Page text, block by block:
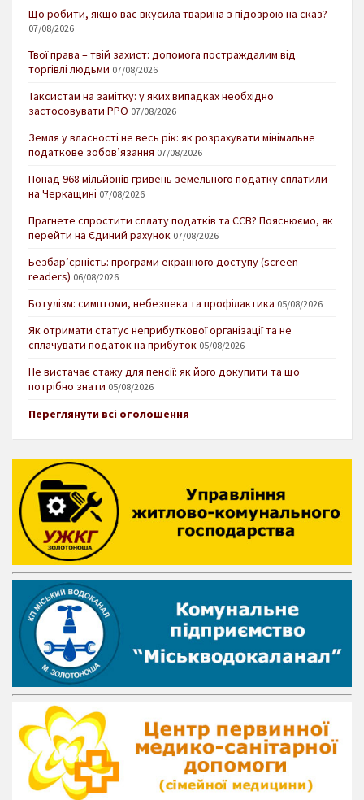
Що робити, якщо вас вкусила тварина з підозрою на сказ?
07/08/2026
Твої права – твій захист: допомога постраждалим від
торгівлі людьми 07/08/2026
Таксистам на замітку: у яких випадках необхідно
застосовувати РРО 07/08/2026
Земля у власності не весь рік: як розрахувати мінімальне
податкове зобов’язання 07/08/2026
Понад 968 мільйонів гривень земельного податку сплатили
на Черкащині 07/08/2026
Прагнете спростити сплату податків та ЄСВ? Пояснюємо, як
перейти на Єдиний рахунок 07/08/2026
Безбар’єрність: програми екранного доступу (screen
readers) 06/08/2026
Ботулізм: симптоми, небезпека та профілактика 05/08/2026
Як отримати статус неприбуткової організації та не
сплачувати податок на прибуток 05/08/2026
Не вистачає стажу для пенсії: як його докупити та що
потрібно знати 05/08/2026
Переглянути всі оголошення